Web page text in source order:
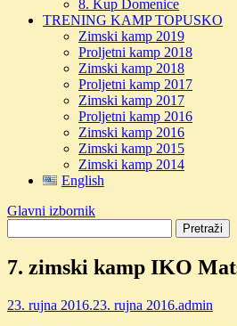
8. Kup Domenice
TRENING KAMP TOPUSKO
Zimski kamp 2019
Proljetni kamp 2018
Zimski kamp 2018
Proljetni kamp 2017
Zimski kamp 2017
Proljetni kamp 2016
Zimski kamp 2016
Zimski kamp 2015
Zimski kamp 2014
English
Glavni izbornik
7. zimski kamp IKO
23. rujna 2016.23. rujna 2016.admin